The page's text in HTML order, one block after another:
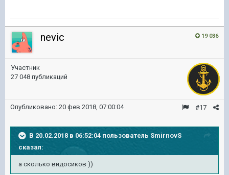
19 036
nevic
Участник
27 048 публикаций
#17
Опубликовано: 20 фев 2018, 07:00:04
В 20.02.2018 в 06:52:04 пользователь SmirnovS
сказал:
а сколько видосиков ))